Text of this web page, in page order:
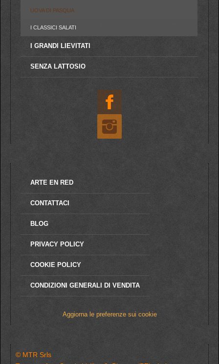
UOVA DI PASQUA
I CLASSICI SALATI
I GRANDI LIEVITATI
SENZA LATTOSIO
ARTE EN RED
CONTATTACI
BLOG
PRIVACY POLICY
COOKIE POLICY
CONDIZIONI GENERALI DI VENDITA
Aggiorna le preferenze sui cookie
© MTR Srls